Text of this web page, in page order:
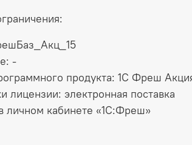
-
продукта: 1С Фреш
лицензии: электронная поставка
личном кабинете «1С:Фреш»